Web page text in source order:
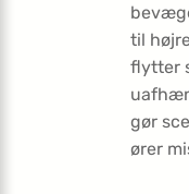
til
flytter
gør
ører